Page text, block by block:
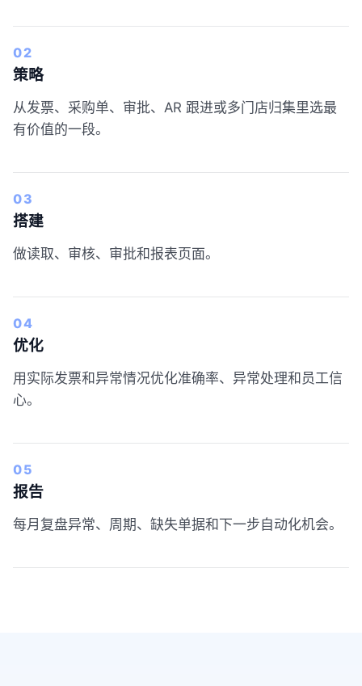
02
策略
从发票、采购单、审批、AR 跟进或多门店归集里选最
有价值的一段。
03
搭建
做读取、审核、审批和报表页面。
04
优化
用实际发票和异常情况优化准确率、异常处理和员工信
心。
05
报告
每月复盘异常、周期、缺失单据和下一步自动化机会。